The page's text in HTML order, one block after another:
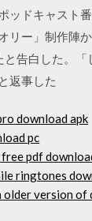
ッドキャスト
リー」制作陣
告白した。
返事した
download apk
pc
pdf
ringtones
older version of